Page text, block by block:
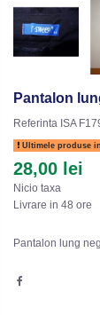
Pantalon
Referinta ISA
Ultimele produse
28,00 lei
Nicio taxa
Livrare in 48 ore
Pantalon lung